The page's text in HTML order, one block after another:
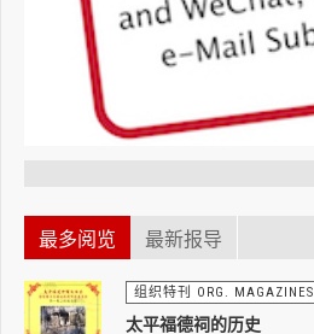
最多阅览 最新报导
组织特刊 ORG. MAGAZINES
太平福德祠的历史